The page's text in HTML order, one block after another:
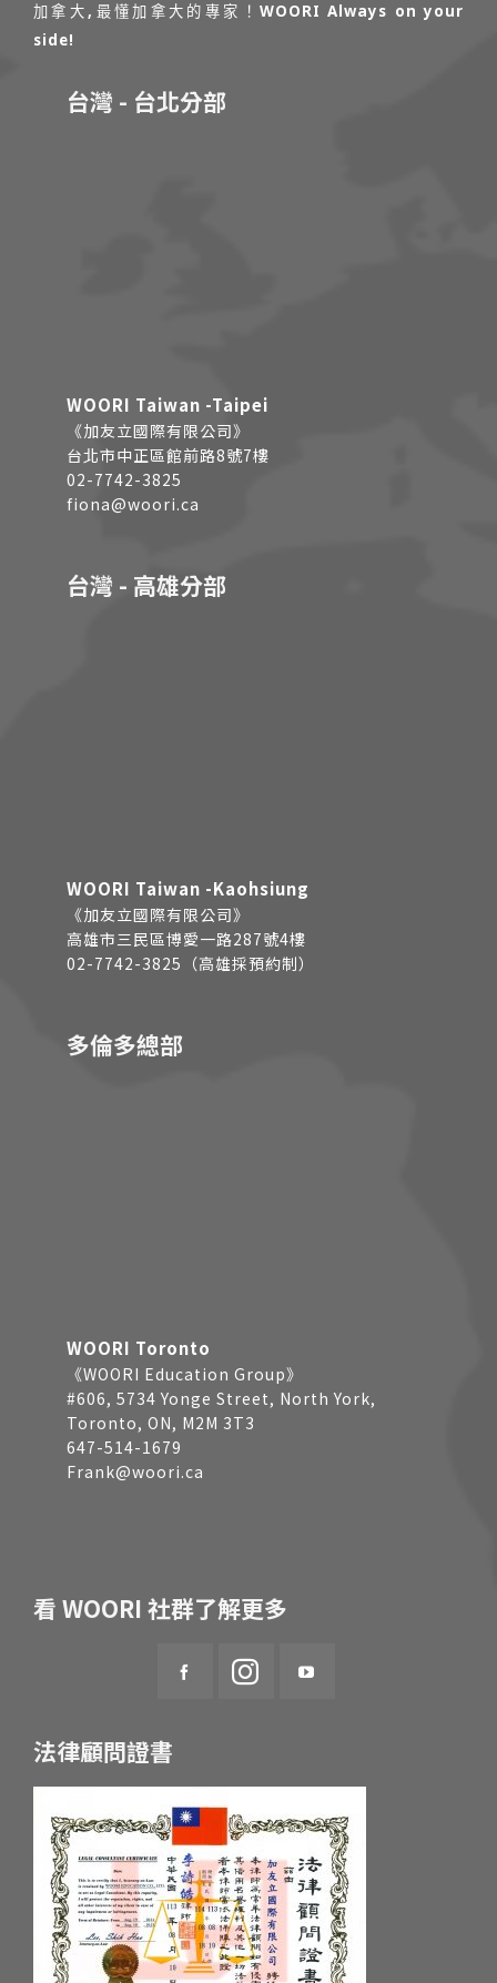
加拿大,最懂加拿大的專家！WOORI Always on your
side!
台灣 - 台北分部
WOORI Taiwan -Taipei
《加友立國際有限公司》
台北市中正區館前路8號7樓
02-7742-3825
fiona@woori.ca
台灣 - 高雄分部
WOORI Taiwan -Kaohsiung
《加友立國際有限公司》
高雄市三民區博愛一路287號4樓
02-7742-3825（高雄採預約制）
多倫多總部
WOORI Toronto
《WOORI Education Group》
#606, 5734 Yonge Street, North York,
Toronto, ON, M2M 3T3
647-514-1679
Frank@woori.ca
看 WOORI 社群了解更多
法律顧問證書